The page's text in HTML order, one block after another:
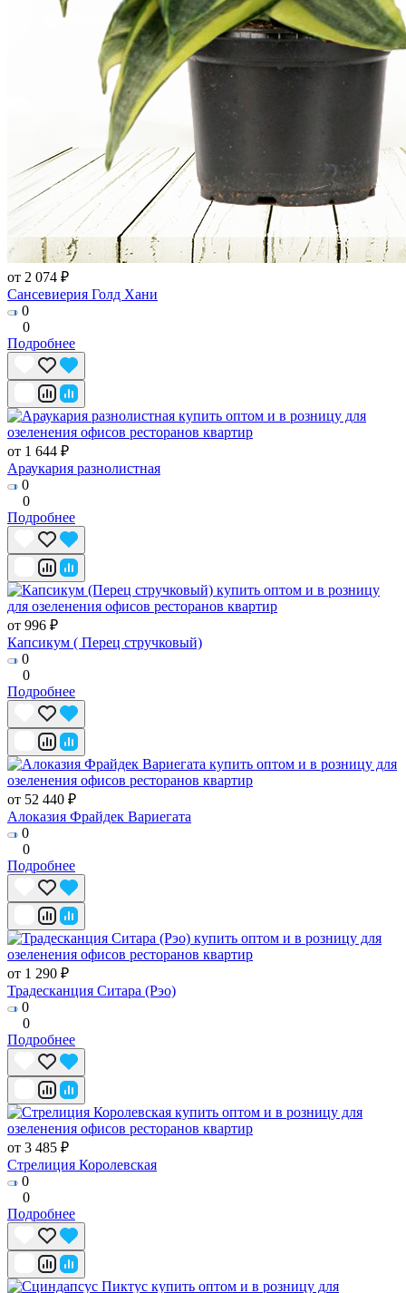
от 2 074 ₽
Сансевиерия Голд Хани
0
0
Подробнее
от 1 644 ₽
Араукария разнолистная
0
0
Подробнее
от 996 ₽
Капсикум ( Перец стручковый)
0
0
Подробнее
от 52 440 ₽
Алоказия Фрайдек Вариегата
0
0
Подробнее
от 1 290 ₽
Традесканция Ситара (Рэо)
0
0
Подробнее
от 3 485 ₽
Стрелиция Королевская
0
0
Подробнее